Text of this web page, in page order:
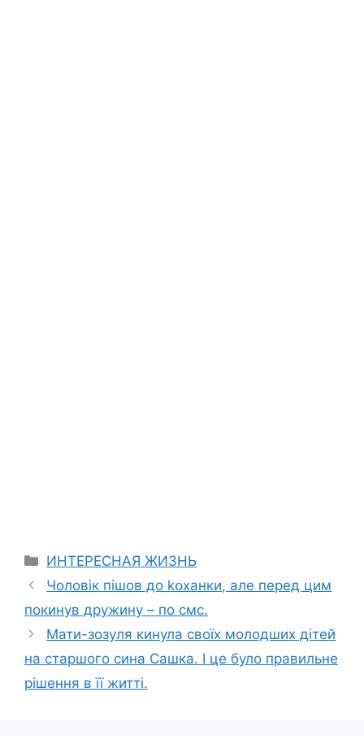
Categories
ИНТЕРЕСНАЯ ЖИЗНЬ
Чоловік пішов до kօxанки, але перед цим
покинув дружину – по смс.
Мати-зозyля кинула своїх молодших дітей
на старшого сина Сашка. І це було правильне
рішення в її житті.